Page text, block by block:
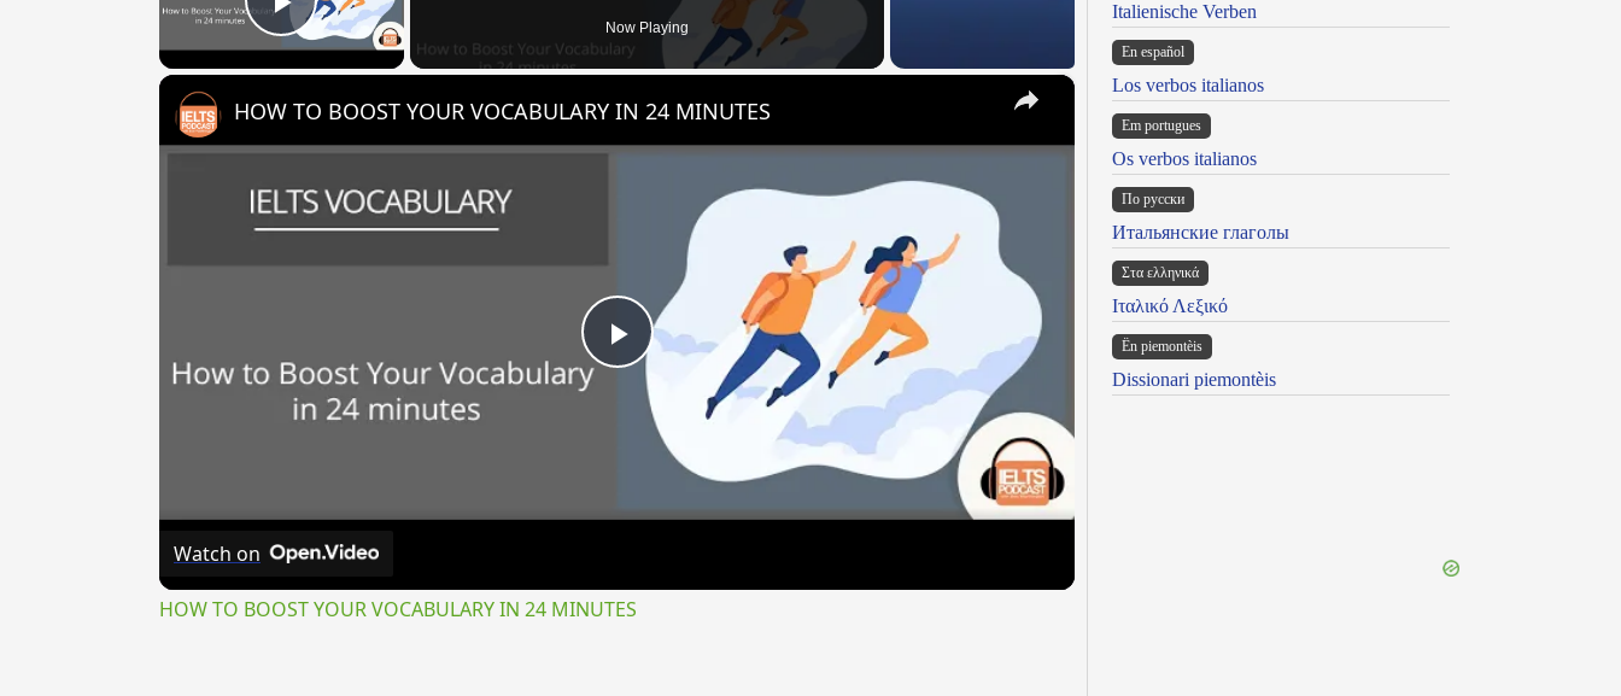
Play Video Now Playing
×
Play
Video
HOW TO BOOST YOUR VOCABULARY IN 24 MINUTES
Watch on
HOW TO BOOST YOUR VOCABULARY IN 24 MINUTES
Italienische Verben
En español
Los verbos italianos
Em portugues
Os verbos italianos
По русски
Итальянские глаголы
Στα ελληνικά
Ιταλικό Λεξικό
Ën piemontèis
Dissionari piemontèis